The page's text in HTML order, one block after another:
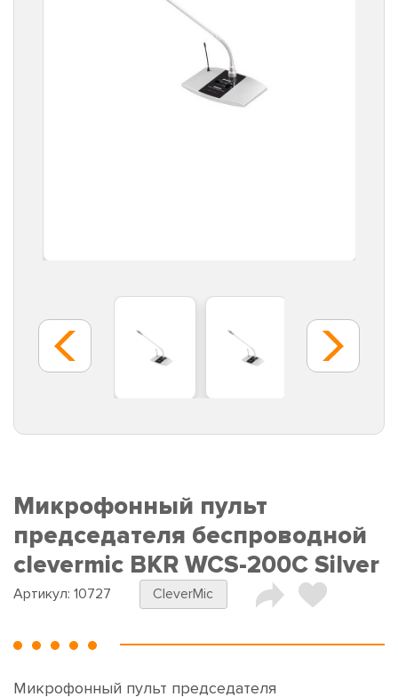
Микрофонный пульт
председателя беспроводной
clevermic BKR WCS-200C Silver
Артикул: 10727 CleverMic
Микрофонный пульт председателя